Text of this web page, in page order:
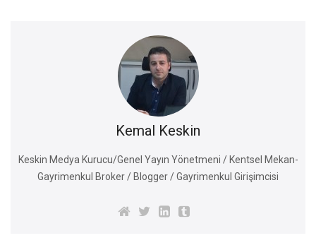
Kemal Keskin
Keskin Medya Kurucu/Genel Yayın Yönetmeni / Kentsel Mekan-
Gayrimenkul Broker / Blogger / Gayrimenkul Girişimcisi